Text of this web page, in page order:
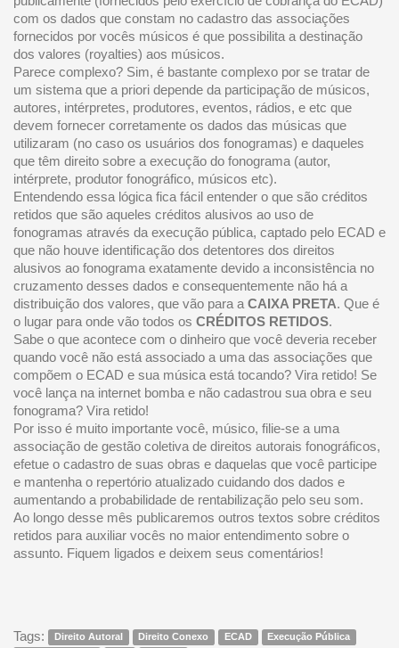
com os dados que constam no cadastro das associações
fornecidos por vocês músicos é que possibilita a destinação
dos valores (royalties) aos músicos.
Parece complexo? Sim, é bastante complexo por se tratar de
um sistema que a priori depende da participação de músicos,
autores, intérpretes, produtores, eventos, rádios, e etc que
devem fornecer corretamente os dados das músicas que
utilizaram (no caso os usuários dos fonogramas) e daqueles
que têm direito sobre a execução do fonograma (autor,
intérprete, produtor fonográfico, músicos etc).
Entendendo essa lógica fica fácil entender o que são créditos
retidos que são aqueles créditos alusivos ao uso de
fonogramas através da execução pública, captado pelo ECAD e
que não houve identificação dos detentores dos direitos
alusivos ao fonograma exatamente devido a inconsistência no
cruzamento desses dados e consequentemente não há a
distribuição dos valores, que vão para a CAIXA PRETA. Que é
o lugar para onde vão todos os CRÉDITOS RETIDOS.
Sabe o que acontece com o dinheiro que você deveria receber
quando você não está associado a uma das associações que
compõem o ECAD e sua música está tocando? Vira retido! Se
você lança na internet bomba e não cadastrou sua obra e seu
fonograma? Vira retido!
Por isso é muito importante você, músico, filie-se a uma
associação de gestão coletiva de direitos autorais fonográficos,
efetue o cadastro de suas obras e daquelas que você participe
e mantenha o repertório atualizado cuidando dos dados e
aumentando a probabilidade de rentabilização pelo seu som.
Ao longo desse mês publicaremos outros textos sobre créditos
retidos para auxiliar vocês no maior entendimento sobre o
assunto. Fiquem ligados e deixem seus comentários!
Tags: Direito Autoral Direito Conexo ECAD
Execução Pública